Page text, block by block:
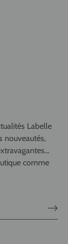
Labelle
nouveautés,
comme